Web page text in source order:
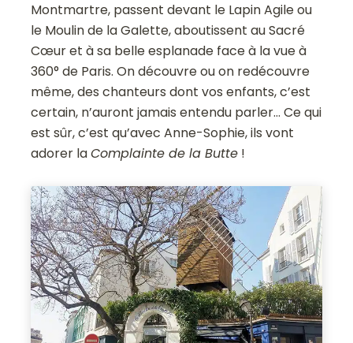
Montmartre, passent devant le Lapin Agile ou
le Moulin de la Galette, aboutissent au Sacré
Cœur et à sa belle esplanade face à la vue à
360° de Paris. On découvre ou on redécouvre
même, des chanteurs dont vos enfants, c’est
certain, n’auront jamais entendu parler… Ce qui
est sûr, c’est qu’avec Anne-Sophie, ils vont
adorer laComplainte de la Butte !